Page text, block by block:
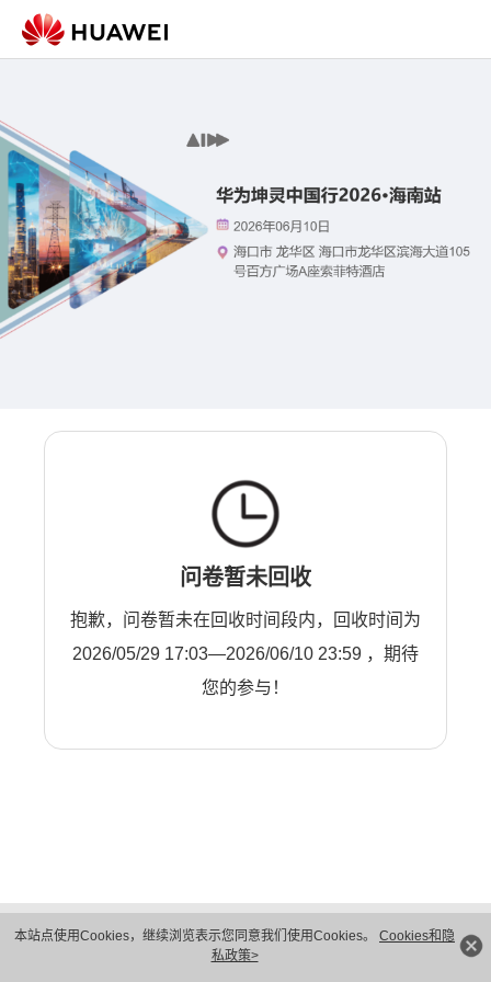
本站点使用Cookies，继续浏览表示您同意我们使用Cookies。 Cookies和隐
私政策>
问卷暂未回收
抱歉，问卷暂未在回收时间段内，回收时间为
2026/05/29 17:03—2026/06/10 23:59 ，期待
您的参与！
隐私保护
法律声明